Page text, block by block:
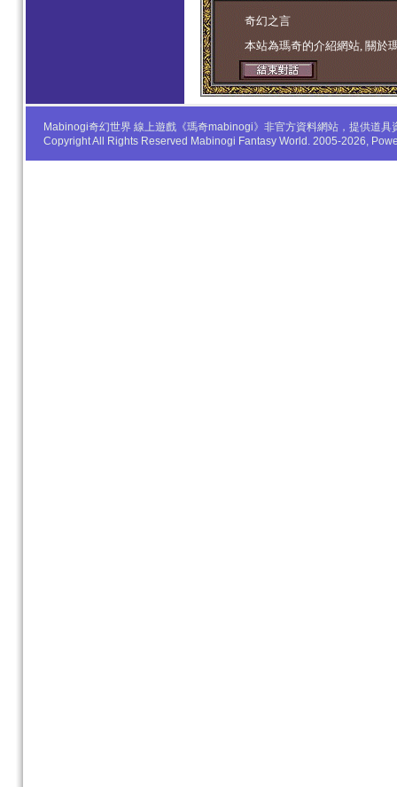
学生妹 奇幻之言
本站為瑪奇的介紹網站, 關於
Mabinogi奇幻世界 線上遊戲《瑪奇mabinogi》非官方資料網站，提供道
Copyright All Rights Reserved Mabinogi Fantasy World. 2005-2026,